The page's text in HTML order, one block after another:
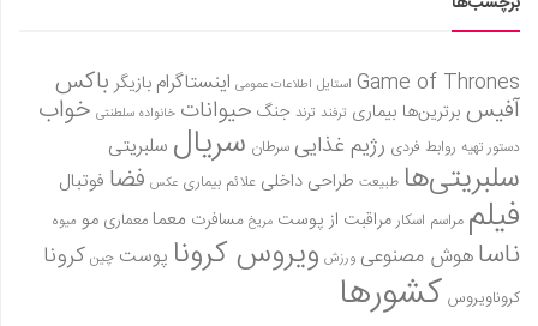
Game of Thrones استایل اطلاعات عمومی اینستاگرام بازیگر باکس
آفیس برترین‌ها بیماری ترفند ترند جنگ حیوانات خانواده سلطنتی خواب
دستور تهیه روابط فردی رژیم غذاییسرطان سریال سلبریتی
سلبریتی‌ها طبیعت طراحی داخلی علائم بیماری عکس فضا فوتبال
فیلم مراسم اسکارمراقبت از پوست مریخ مسافرت معمامعماری مو میوه
ناساهوش مصنوعی ورزش ویروس کرونا پوست چین کرونا
کروناویروس کشورها